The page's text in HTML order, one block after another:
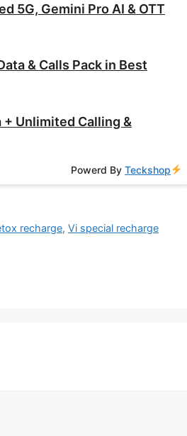
5G, Gemini Pro AI & OTT
& Calls Pack in Best
+ Unlimited Calling &
Powerd ByTeckshop
recharge,Vi special recharge